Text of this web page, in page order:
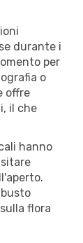
durante i
per
o
offre
il che
hanno
flora